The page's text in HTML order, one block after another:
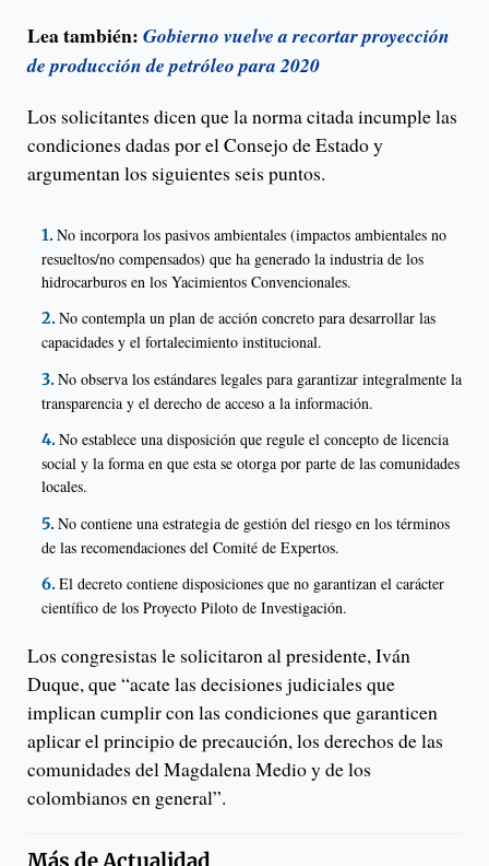
Lea también: Gobierno vuelve a recortar proyección
de producción de petróleo para 2020
Los solicitantes dicen que la norma citada incumple las
condiciones dadas por el Consejo de Estado y
argumentan los siguientes seis puntos.
No incorpora los pasivos ambientales (impactos ambientales no
resueltos/no compensados) que ha generado la industria de los
hidrocarburos en los Yacimientos Convencionales.
No contempla un plan de acción concreto para desarrollar las
capacidades y el fortalecimiento institucional.
No observa los estándares legales para garantizar integralmente la
transparencia y el derecho de acceso a la información.
No establece una disposición que regule el concepto de licencia
social y la forma en que esta se otorga por parte de las comunidades
locales.
No contiene una estrategia de gestión del riesgo en los términos
de las recomendaciones del Comité de Expertos.
El decreto contiene disposiciones que no garantizan el carácter
científico de los Proyecto Piloto de Investigación.
Los congresistas le solicitaron al presidente, Iván
Duque, que “acate las decisiones judiciales que
implican cumplir con las condiciones que garanticen
aplicar el principio de precaución, los derechos de las
comunidades del Magdalena Medio y de los
colombianos en general”.